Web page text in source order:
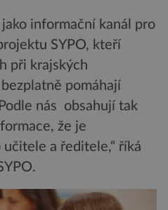
informační kanál pro
SYPO, kteří
při krajských
pomáhají
nás obsahují tak
že je
a ředitele,“ říká